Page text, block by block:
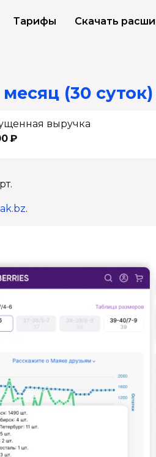
Тарифы Скачать
месяц (30 суток)
выручка
₽
.